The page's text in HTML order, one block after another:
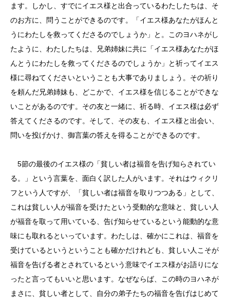
ます。しかし、すでにイエス様と出合っているわたしたちは、そ
のお方に、問うことができるのです。「イエス様あなたがほんと
うにわたしを救ってくださるのでしょうか」と。このヨハネがし
たように、わたしたちは、兄弟姉妹に共に「イエス様あなたがほ
んとうにわたしを救ってくださるのでしょうか」と祈ってイエス
様に尋ねてくださいということも大事でありましょう。その祈り
を頼んだ兄弟姉妹も、どこかで、イエス様を信じることができな
いことがあるのです。その友と一緒に、祈る時、イエス様は必ず
答えてくださるのです。そして、その友も、イエス様と出会い、
問いを投げかけ、御言葉の答えを得ることができるのです。
5節の最後のイエス様の「貧しい者は福音を告げ知らされてい
る。」という言葉を、面白く訳した人がいます。それはウィクリ
フという人ですが、「貧しい者は福音を取りつつある」として、
これは貧しい人が福音を受けたという受動的な意味と、貧しい人
が福音を取って用いている、告げ知らせているという能動的な意
味にも取れるといっています。わたしは、確かにこれは、福音を
受けているというということも確かだけれども、貧しい人こそが
福音を告げる者とされているという意味でイエス様がお語りにな
ったと言ってもいいと思います。なぜならば、この時のヨハネが
まさに、貧しい者として、自分の弟子たちの福音を告げはじめて